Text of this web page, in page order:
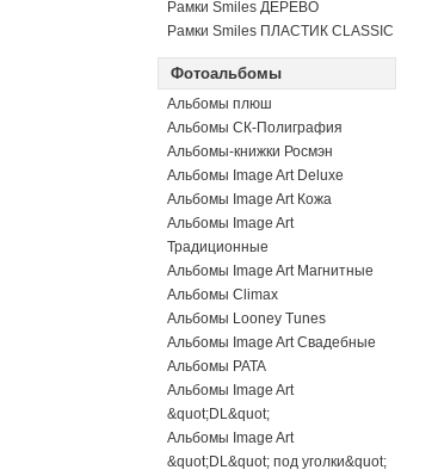
Рамки Smiles ДЕРЕВО
Рамки Smiles ПЛАСТИК CLASSIC
Фотоальбомы
Альбомы плюш
Альбомы СК-Полиграфия
Альбомы-книжки Росмэн
Альбомы Image Art Deluxe
Альбомы Image Art Кожа
Альбомы Image Art
Традиционные
Альбомы Image Art Магнитные
Альбомы Climax
Альбомы Looney Tunes
Альбомы Image Art Свадебные
Альбомы PATA
Альбомы Image Art
&quot;DL&quot;
Альбомы Image Art
&quot;DL&quot; под уголки&quot;